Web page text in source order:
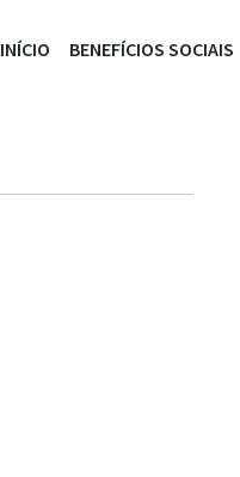
INÍCIO BENEFÍCIOS SOCIAIS